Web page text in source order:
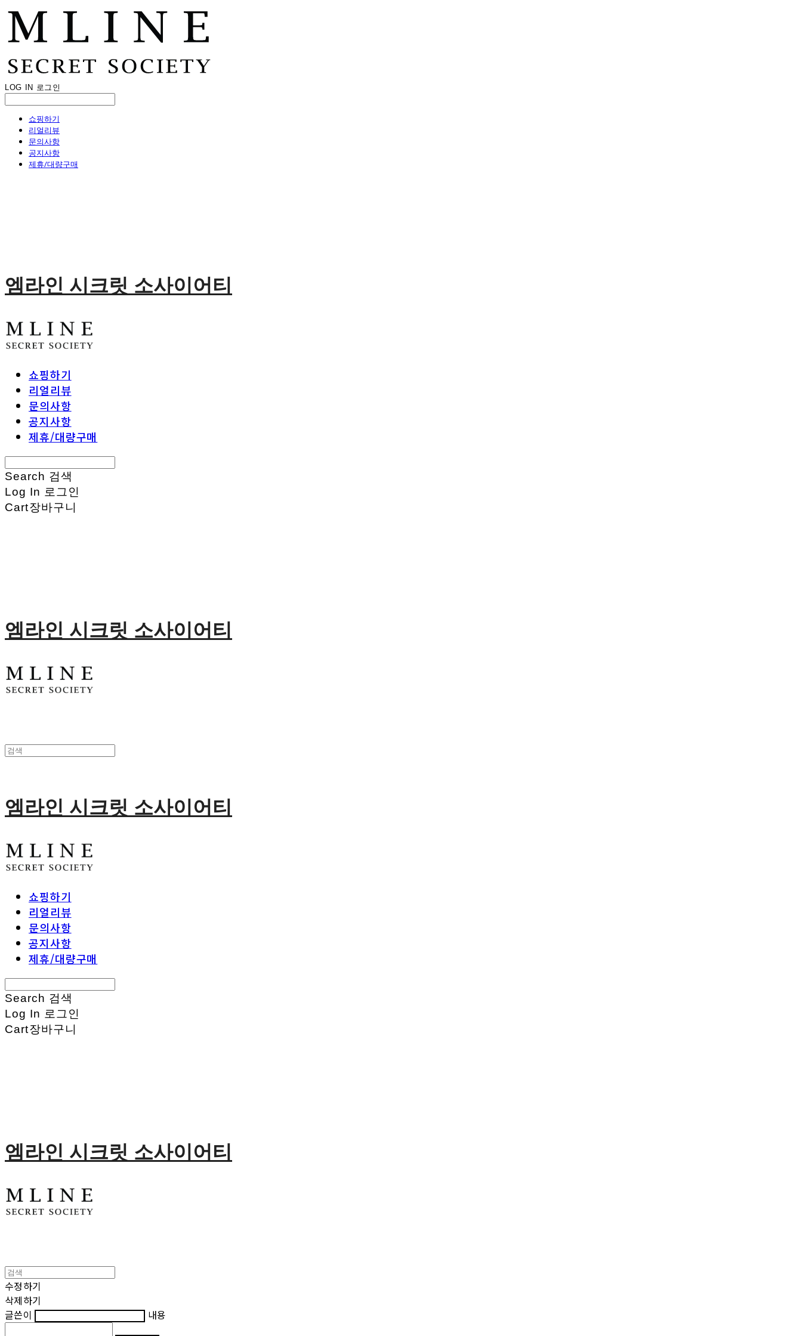
LOG IN 로그인
쇼핑하기
리얼리뷰
문의사항
공지사항
제휴/대량구매
엠라인 시크릿 소사이어티
쇼핑하기
리얼리뷰
문의사항
공지사항
제휴/대량구매
Search 검색
Log In 로그인
Cart장바구니
엠라인 시크릿 소사이어티
엠라인 시크릿 소사이어티
쇼핑하기
리얼리뷰
문의사항
공지사항
제휴/대량구매
Search 검색
Log In 로그인
Cart장바구니
엠라인 시크릿 소사이어티
수정하기
삭제하기
글쓴이
내용